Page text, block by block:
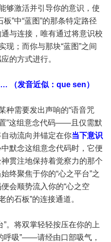
够激活并引导你的意识，使
”中“蓝图”的那条特定路径
与连接，唯有通过将意识校
现；而你与那块“蓝图”之间
的方式进行。
（发音近似：que sen）
种需要发出声响的“语音咒
”这组意念代码——且仅需默
动流向并锚定在你当下意识
默念这组意念代码时，它便
贯注地保持着觉察力的那个
终聚焦于你的“心之平台”之
会顺势流入你的“心之空
的石板”的连接通道。
。将双掌轻轻按压在你的上
呼吸”——请经由口部吸气，